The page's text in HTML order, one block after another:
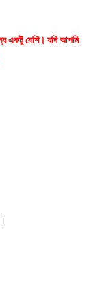
একটু বেশি। যদি আপনি